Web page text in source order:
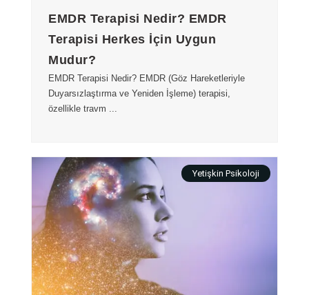
EMDR Terapisi Nedir? EMDR
Terapisi Herkes İçin Uygun
Mudur?
EMDR Terapisi Nedir? EMDR (Göz Hareketleriyle
Duyarsızlaştırma ve Yeniden İşleme) terapisi,
özellikle travm ...
Yetişkin Psikoloji